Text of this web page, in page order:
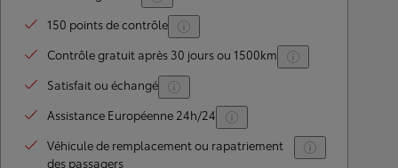
150 points de contrôle
Contrôle gratuit après 30 jours ou 1500km
Satisfait ou échangé
Assistance Européenne 24h/24
Véhicule de remplacement ou rapatriement
des passagers